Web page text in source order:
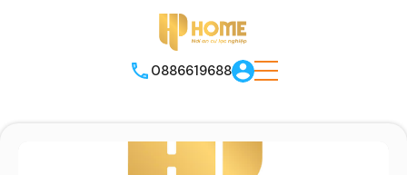
0886619688